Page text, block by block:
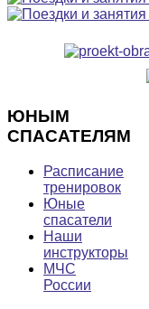
ЮНЫМ
СПАСАТЕЛЯМ
Расписание
тренировок
Юные
спасатели
Наши
инструкторы
МЧС
России